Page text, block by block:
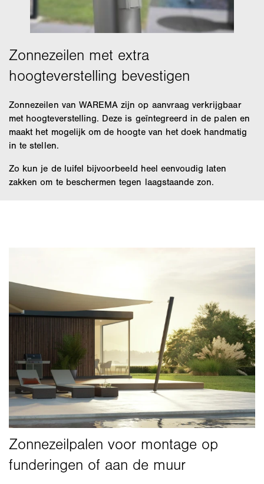
Zonnezeilen van WAREMA zijn op aanvraag verkrijgbaar
met hoogteverstelling. Deze is geïntegreerd in de palen en
maakt het mogelijk om de hoogte van het doek handmatig
in te stellen.
Zo kun je de luifel bijvoorbeeld heel eenvoudig laten
zakken om te beschermen tegen laagstaande zon.